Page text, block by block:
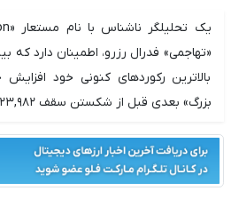
بالاترین رکوردهای کنونی خود
بزرگ» بعدی قبل از شکستن سقف ۱٢٣,٩٨٢ دلاری این دوره است.